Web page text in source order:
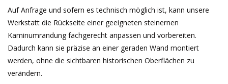
Auf Anfrage und sofern es technisch möglich ist, kann unsere
Werkstatt die Rückseite einer geeigneten steinernen
Kaminumrandung fachgerecht anpassen und vorbereiten.
Dadurch kann sie präzise an einer geraden Wand montiert
werden, ohne die sichtbaren historischen Oberflächen zu
verändern.